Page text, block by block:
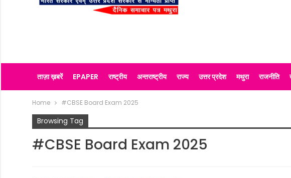
ताज़ा ख़बरें EPAPER राष्ट्रीय अन्तराष्ट्रीय राज्य उत्तर प्रदेश मथुरा राजनीति
Home #CBSE Board Exam 2025
Browsing Tag
#CBSE Board Exam 2025